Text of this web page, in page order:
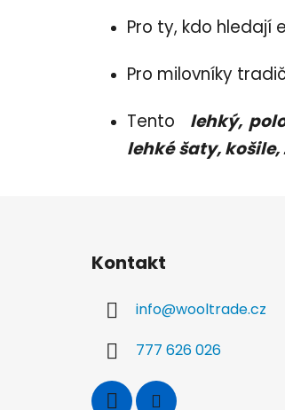
Pro ty, kdo hledají
Pro milovníky
Tento lehký,
lehké šaty,
Kontakt
info@wooltrade.cz
777 626 026